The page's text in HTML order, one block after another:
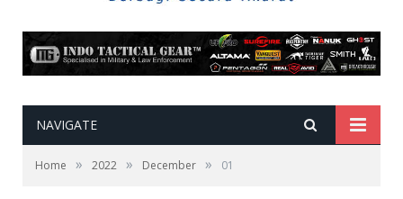
NAVIGATE
Home » 2022 » December » 01